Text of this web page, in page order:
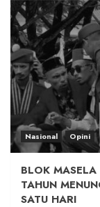
Nasional Opini
BLOK
TAHUN
SATU HARI